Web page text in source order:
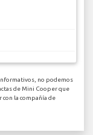
no podemos
de Mini Cooper que
la compañía de